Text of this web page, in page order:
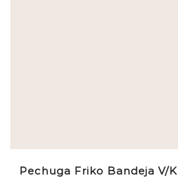
Pechuga Friko Bandeja V/K